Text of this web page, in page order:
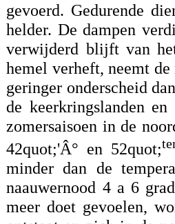
gevoerd. Gedurende
helder. De dampen
verwijderd blijft van
hemel verheft, neemt
geringer onderscheid
de keerkringslanden
zomersaisoen in de
42quot;'Â° en 52quot;
minder dan de
naauwernood 4 a 6
meer doet gevoelen,